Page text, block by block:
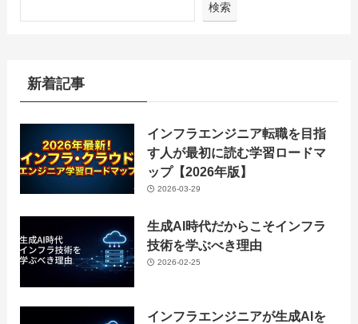
検索
新着記事
インフラエンジニア転職を目指
す人が最初に読む学習ロードマ
ップ【2026年版】
2026-03-29
生成AI時代だからこそインフラ
技術を学ぶべき理由
2026-02-25
インフラエンジニアが生成AIを